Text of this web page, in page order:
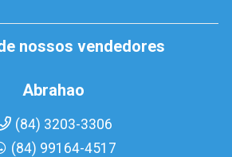
nossos vendedores
Abrahao
(84) 3203-3306
(84) 99164-4517